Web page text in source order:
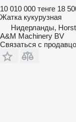
10 010 000 тенге 18
Жатка кукурузная
Нидерланды, Horst
A&M Machinery BV
Связаться с